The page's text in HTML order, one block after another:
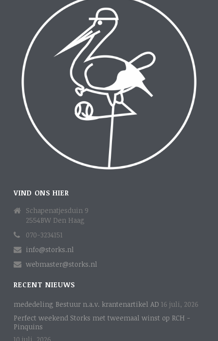
VIND ONS HIER
Schapenatjesduin 9
2554BW Den Haag
070-3234151
info@storks.nl
webmaster@storks.nl
RECENT NIEUWS
mededeling Bestuur n.a.v. krantenartikel AD 16 juli, 2026
Perfect weekend Storks met tweemaal winst op RCH -
Pinquins